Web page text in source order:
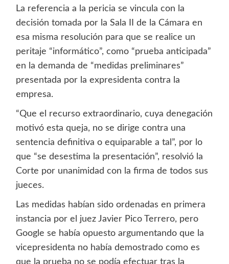
La referencia a la pericia se vincula con la
decisión tomada por la Sala II de la Cámara en
esa misma resolución para que se realice un
peritaje “informático”, como “prueba anticipada”
en la demanda de “medidas preliminares”
presentada por la expresidenta contra la
empresa.
“Que el recurso extraordinario, cuya denegación
motivó esta queja, no se dirige contra una
sentencia definitiva o equiparable a tal”, por lo
que “se desestima la presentación”, resolvió la
Corte por unanimidad con la firma de todos sus
jueces.
Las medidas habían sido ordenadas en primera
instancia por el juez Javier Pico Terrero, pero
Google se había opuesto argumentando que la
vicepresidenta no había demostrado como es